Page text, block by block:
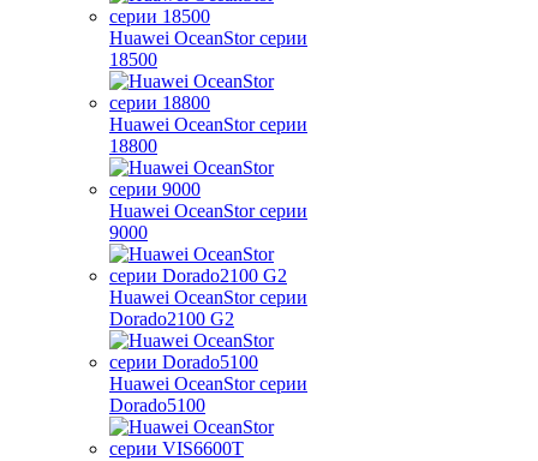
Huawei OceanStor серии
18500
Huawei OceanStor серии
18800
Huawei OceanStor серии
9000
Huawei OceanStor серии
Dorado2100 G2
Huawei OceanStor серии
Dorado5100